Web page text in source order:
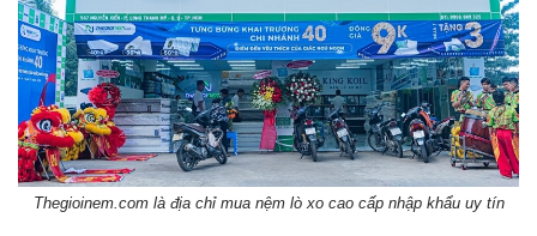
Thegioinem.com là địa chỉ mua nệm lò xo cao cấp nhập khẩu uy tín